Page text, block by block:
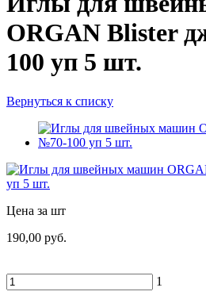
ORGAN Blister
100 уп 5 шт.
Вернуться к списку
Цена за шт
190,00 руб.
1